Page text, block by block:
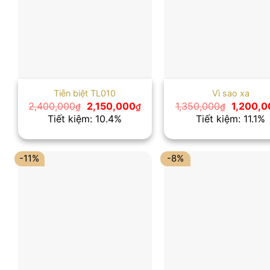
Tiễn biệt TL010
2,400,000₫
Giá
gốc
là:
2,150,000₫Giá
là:
2,150,000₫.
Tiết kiệm: 10.4%
Vì sao xa
1,350,000₫
Giá
gốc
là:
Tiết kiệm: 11.1%
-11% -8%